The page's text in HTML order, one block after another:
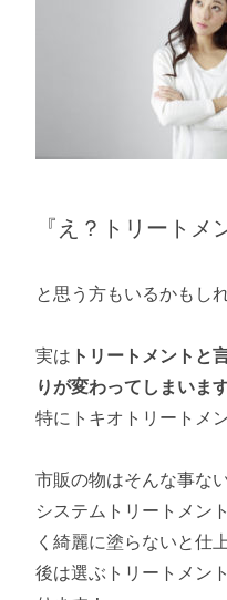
『え？トリートメ
と思う方もいるかもし
実は トリートメントと
りが変わってしまいま
特にトキオトリートメ
市販の物はそんな事な
システムトリートメン
く綺麗に塗らないと仕
後は選ぶトリートメン